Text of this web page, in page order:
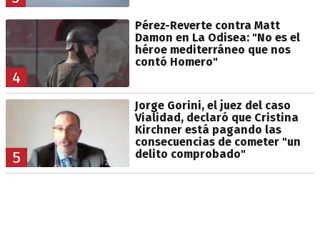
4
Pérez-Reverte contra Matt
Damon en La Odisea: "No es el
héroe mediterráneo que nos
contó Homero"
5
Jorge Gorini, el juez del caso
Vialidad, declaró que Cristina
Kirchner está pagando las
consecuencias de cometer "un
delito comprobado"